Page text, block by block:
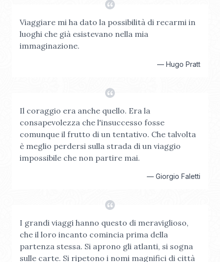
Viaggiare mi ha dato la possibilità di recarmi in
luoghi che già esistevano nella mia
immaginazione.
— Hugo Pratt
Il coraggio era anche quello. Era la
consapevolezza che l'insuccesso fosse
comunque il frutto di un tentativo. Che talvolta
è meglio perdersi sulla strada di un viaggio
impossibile che non partire mai.
— Giorgio Faletti
I grandi viaggi hanno questo di meraviglioso,
che il loro incanto comincia prima della
partenza stessa. Si aprono gli atlanti, si sogna
sulle carte. Si ripetono i nomi magnifici di città